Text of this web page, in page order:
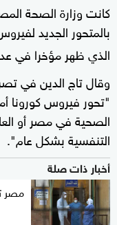
كانت وزارة الصحة
بالمتحور الجديد
الذي ظهر مؤخرا في
وقال تاج الدين في
"تحور فيروس كورونا
الصحية في مصر أو
التنفسية بشكل عام".
أخبار ذات صلة
مصر